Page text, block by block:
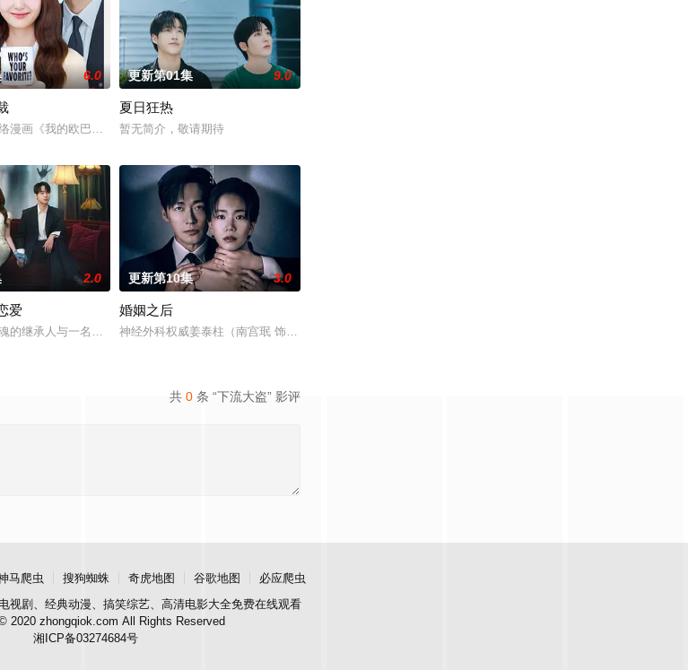
作规模、动作场面全部
十几岁，被现实挡住而受挫的二十几岁，像变成那样的大人的三
6.0
漫画《我的欧巴是偶像》，是一部浪漫喜剧。讲述进入由前偶像兼CEO李灿领导的公司工作的南多凛
更新第01集 9.0
夏日狂热
暂无简介，敬请期待
个记者。拥有强力神技的
合作，打算窃取住宅社区的储备基金，却意外揭开深藏的腐败真
2.0
爱
的继承人与一名王牌检察官发现只要轻轻一碰，就能让他们成为异常高效率的搭档，于是两人联手侦破
更新第10集 3.0
婚姻之后
神经外科权威姜泰柱（南宫珉 饰）因为老婆高世允（李雪 饰）在提出离婚的第二日突然遭到神秘绑架，瞬间
共 0 条 “下流大盗” 影评
马爬虫 搜狗蜘蛛 奇虎地图 谷歌地图
必应爬虫
视剧、经典动漫、搞笑综艺、高清电影大全免费在线观看
2020 zhongqiok.com All Rights Reserved
湘ICP备03274684号